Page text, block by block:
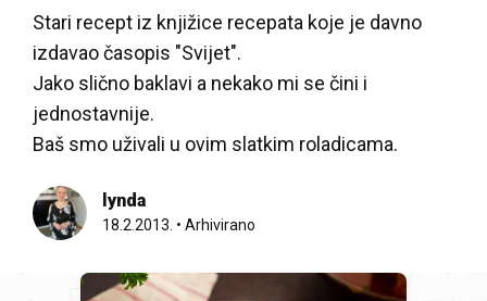
Stari recept iz knjižice recepata koje je davno
izdavao časopis "Svijet".
Jako slično baklavi a nekako mi se čini i
jednostavnije.
Baš smo uživali u ovim slatkim roladicama.
lynda
18.2.2013. • Arhivirano